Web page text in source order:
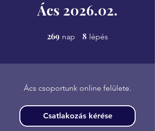
Ács 2026.02.
269 nap 269 nap
8 lépés
Ács csoportunk online felülete.
Csatlakozás kérése